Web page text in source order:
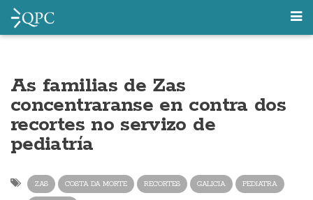
As familias de Zas
concentraranse en contra dos
recortes no servizo de
pediatría
ZAS COSTA DA MORTE RECORTES GALICIA PEDIATRA